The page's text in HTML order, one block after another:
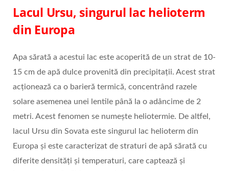
Lacul Ursu, singurul lac helioterm
din Europa
Apa sărată a acestui lac este acoperită de un strat de 10-
15 cm de apă dulce provenită din precipitații. Acest strat
acționează ca o barieră termică, concentrând razele
solare asemenea unei lentile până la o adâncime de 2
metri. Acest fenomen se numește heliotermie. De altfel,
lacul Ursu din Sovata este singurul lac helioterm din
Europa și este caracterizat de straturi de apă sărată cu
diferite densități și temperaturi, care captează și